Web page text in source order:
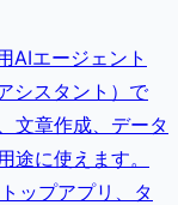
AIエージェント
シスタント）で
文章作成、データ
に使えます。
ップアプリ、タ